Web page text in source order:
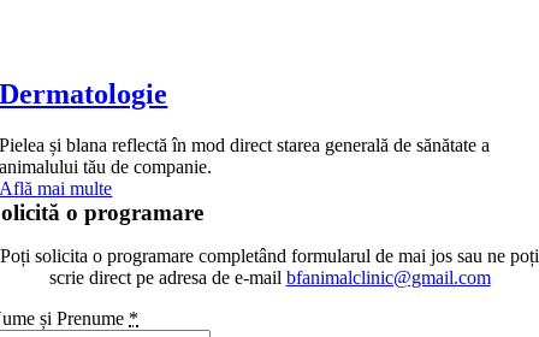
Dermatologie
Pielea și blana reflectă în mod direct starea generală de sănătate a
animalului tău de companie.
Află mai multe
o programare
Poți solicita o programare completând formularul de mai jos sau ne poți
scrie direct pe adresa de e-mail bfanimalclinic@gmail.com
și Prenume *